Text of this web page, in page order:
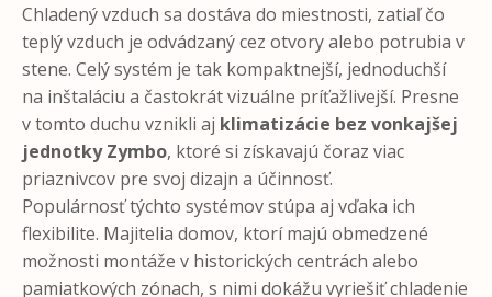
Chladený vzduch sa dostáva do miestnosti, zatiaľ čo
teplý vzduch je odvádzaný cez otvory alebo potrubia v
stene. Celý systém je tak kompaktnejší, jednoduchší
na inštaláciu a častokrát vizuálne príťažlivejší. Presne
v tomto duchu vznikli aj klimatizácie bez vonkajšej
jednotky Zymbo, ktoré si získavajú čoraz viac
priaznivcov pre svoj dizajn a účinnosť.
Populárnosť týchto systémov stúpa aj vďaka ich
flexibilite. Majitelia domov, ktorí majú obmedzené
možnosti montáže v historických centrách alebo
pamiatkových zónach, s nimi dokážu vyriešiť chladenie